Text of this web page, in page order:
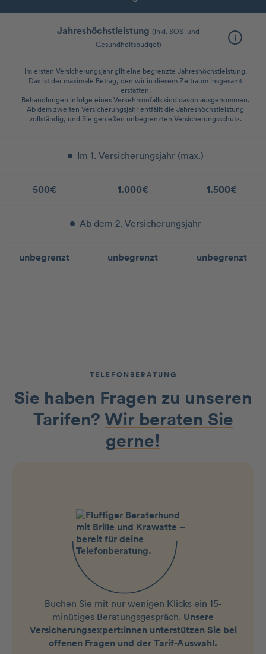
Jahreshöchstleistung (inkl. SOS- und
Gesundheitsbudget)
Im ersten Versicherungsjahr gilt eine begrenzte Jahreshöchstleistung.
Das ist der maximale Betrag, den wir in diesem Zeitraum insgesamt
erstatten.
Behandlungen infolge eines Verkehrsunfalls sind davon ausgenommen.
Ab dem zweiten Versicherungsjahr entfällt die Jahreshöchstleistung
vollständig, und Sie genießen unbegrenzten Versicherungsschutz.
Im 1. Versicherungsjahr (max.)
500€ 1.000€ 1.500€
Ab dem 2. Versicherungsjahr
unbegrenzt unbegrenzt unbegrenzt
TELEFONBERATUNG
Sie haben Fragen zu unseren
Tarifen? Wir beraten Sie
gerne!
Buchen Sie mit nur wenigen Klicks ein 15-
minütiges Beratungsgespräch. Unsere
Versicherungsexpert:innen unterstützen Sie bei
offenen Fragen und der Tarif-Auswahl.